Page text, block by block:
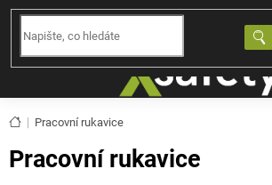
Přejít
obsah
Domů
Pracovní rukavice
Pracovní rukavice